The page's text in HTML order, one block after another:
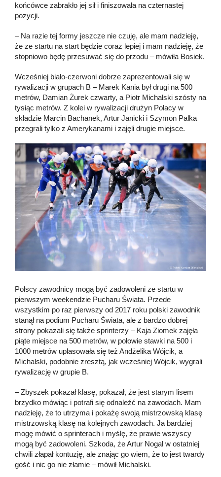
końcówce zabrakło jej sił i finiszowała na czternastej
pozycji.
– Na razie tej formy jeszcze nie czuję, ale mam nadzieję,
że ze startu na start będzie coraz lepiej i mam nadzieję, że
stopniowo będę przesuwać się do przodu – mówiła Bosiek.
Wcześniej biało-czerwoni dobrze zaprezentowali się w
rywalizacji w grupach B – Marek Kania był drugi na 500
metrów, Damian Żurek czwarty, a Piotr Michalski szósty na
tysiąc metrów. Z kolei w rywalizacji drużyn Polacy w
składzie Marcin Bachanek, Artur Janicki i Szymon Palka
przegrali tylko z Amerykanami i zajęli drugie miejsce.
Polscy zawodnicy mogą być zadowoleni ze startu w
pierwszym weekendzie Pucharu Świata. Przede
wszystkim po raz pierwszy od 2017 roku polski zawodnik
stanął na podium Pucharu Świata, ale z bardzo dobrej
strony pokazali się także sprinterzy – Kaja Ziomek zajęła
piąte miejsce na 500 metrów, w połowie stawki na 500 i
1000 metrów uplasowała się też Andżelika Wójcik, a
Michalski, podobnie zresztą, jak wcześniej Wójcik, wygrali
rywalizację w grupie B.
– Zbyszek pokazał klasę, pokazał, że jest starym lisem
brzydko mówiąc i potrafi się odnaleźć na zawodach. Mam
nadzieję, że to utrzyma i pokażę swoją mistrzowską klasę
mistrzowską klasę na kolejnych zawodach. Ja bardziej
mogę mówić o sprinterach i myślę, że prawie wszyscy
mogą być zadowoleni. Szkoda, że Artur Nogal w ostatniej
chwili złapał kontuzję, ale znając go wiem, że to jest twardy
gość i nic go nie złamie – mówił Michalski.